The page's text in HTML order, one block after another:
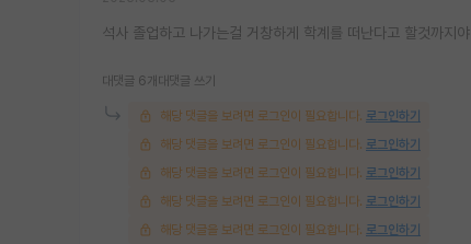
석사 졸업하고 나가는걸 거창하게 학계를 떠난다고 할것까지야..
대댓글 6개 대댓글 쓰기
해당 댓글을 보려면 로그인이 필요합니다. 로그인하기
해당 댓글을 보려면 로그인이 필요합니다. 로그인하기
해당 댓글을 보려면 로그인이 필요합니다. 로그인하기
해당 댓글을 보려면 로그인이 필요합니다. 로그인하기
해당 댓글을 보려면 로그인이 필요합니다. 로그인하기